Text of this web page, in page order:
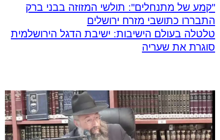
"קמע של מתנחלים": תולשי המזוזה בבני ברק
התבררו כתושבי מזרח ירושלים
טלטלה בעולם הישיבות: ישיבת הדגל הירושלמית
סוגרת את שעריה